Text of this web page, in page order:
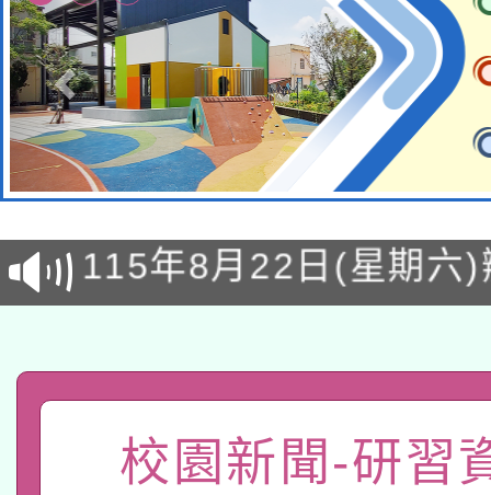
轉知經濟部水利署委託
業技術研究院辦理「
用水績優單位及節水達
動」
115年8月22日(星期六
桃園市孔廟祈福系列
開 智慧啟航」
2026年桃園地景藝術
轉知教育部國民及學前
國立臺灣師範大學辦
函轉國家教育研究院
校園新聞-研習